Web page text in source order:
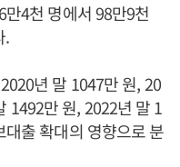
4천 명에서 98만9천
.
년 말 1047만 원, 20
1492만 원, 2022년 말 1
출 확대의 영향으로 분